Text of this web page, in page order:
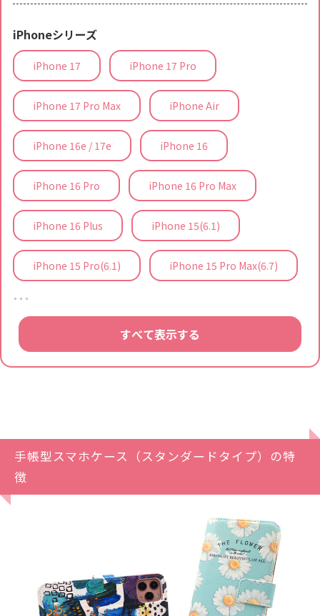
iPhoneシリーズ
iPhone 17 iPhone 17 Pro
iPhone 17 Pro Max iPhone Air
iPhone 16e / 17e iPhone 16
iPhone 16 Pro iPhone 16 Pro Max
iPhone 16 Plus iPhone 15(6.1)
iPhone 15 Pro(6.1) iPhone 15 Pro Max(6.7)
…
すべて表示する
手帳型スマホケース（スタンダードタイプ）の特
徴